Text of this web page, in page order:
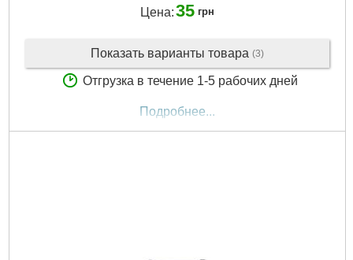
Цена:35 грн
Показать варианты товара (3)
Отгрузка в течение 1-5 рабочих дней
Подробнее...